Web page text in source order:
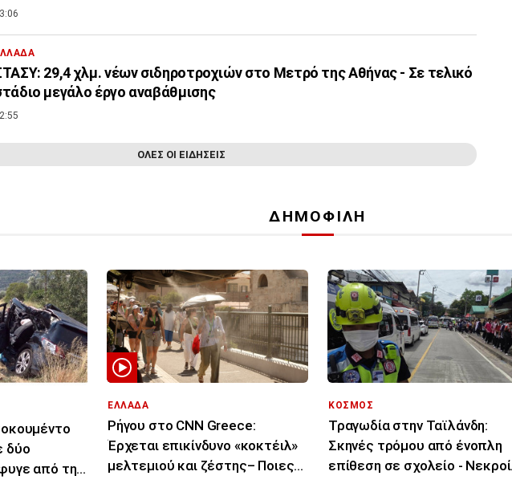
29,4 χλμ. νέων σιδηροτροχιών στο Μετρό της Αθήνας - Σε τελικό
μεγάλο έργο αναβάθμισης
ΟΛΕΣ ΟΙ ΕΙΔΗΣΕΙΣ
ΔΗΜΟΦΙΛΗ
δύο
από την
ΕΛΛΑΔΑ
Ρήγου στο CNN Greece:
Έρχεται επικίνδυνο «κοκτέιλ»
μελτεμιού και ζέστης– Ποιες
ΚΟΣΜΟΣ
Τραγωδία στην Ταϊλάνδη:
Σκηνές τρόμου από ένοπλη
επίθεση σε σχολείο - Νεκροί